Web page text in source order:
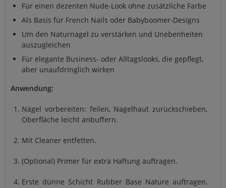
Für einen dezenten Nude-Look ohne zusätzliche Farbe
Als Basis für French Nails oder Babyboomer-Designs
Um den Naturnagel zu verstärken und Unebenheiten
auszugleichen
Für elegante Business- oder Alltagslooks, die gepflegt,
aber unaufdringlich wirken
Anwendung:
Nägel vorbereiten: feilen, Nagelhaut zurückschieben,
Oberfläche leicht anbuffern.
Mit Cleaner entfetten.
(Optional) Primer für extra Haftung auftragen.
Erste dünne Schicht Rubber Base Nature auftragen,